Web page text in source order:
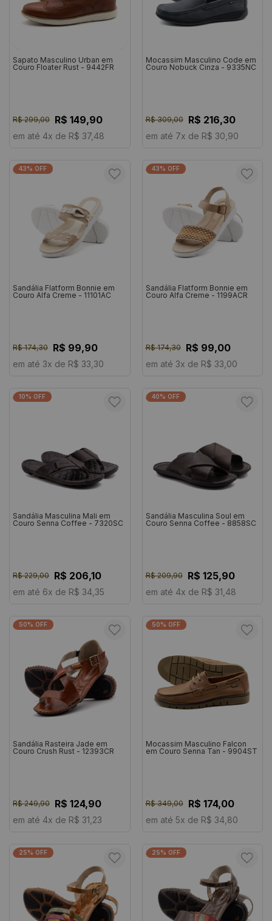
Sapato Masculino Urban em
Couro Floater Rust - 9442FR
R$ 299,00 R$ 149,90
em até 4x de R$ 37,48
Mocassim Masculino Code em
Couro Nobuck Cinza - 9335NC
R$ 309,00 R$ 216,30
em até 7x de R$ 30,90
43% OFF
Sandália Flatform Bonnie em
Couro Alfa Creme - 11101AC
R$ 174,30 R$ 99,90
em até 3x de R$ 33,30
43% OFF
Sandália Flatform Bonnie em
Couro Alfa Creme - 1199ACR
R$ 174,30 R$ 99,00
em até 3x de R$ 33,00
10% OFF
Sandália Masculina Mali em
Couro Senna Coffee - 7320SC
R$ 229,00 R$ 206,10
em até 6x de R$ 34,35
40% OFF
Sandália Masculina Soul em
Couro Senna Coffee - 8858SC
R$ 209,90 R$ 125,90
em até 4x de R$ 31,48
50% OFF
Sandália Rasteira Jade em
Couro Crush Rust - 12393CR
R$ 249,90 R$ 124,90
em até 4x de R$ 31,23
50% OFF
Mocassim Masculino Falcon
em Couro Senna Tan - 9904ST
R$ 349,00 R$ 174,00
em até 5x de R$ 34,80
25% OFF 25% OFF